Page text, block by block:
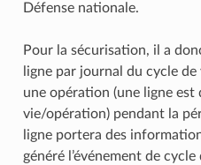
Défense nationale.
Pour la sécurisation, il a
ligne par journal du cycle
une opération (une ligne
vie/opération) pendant la
ligne portera des
généré l’événement de